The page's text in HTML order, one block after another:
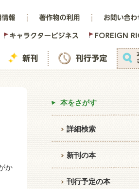
か
本をさがす
詳細検索
新刊の本
刊行予定の本